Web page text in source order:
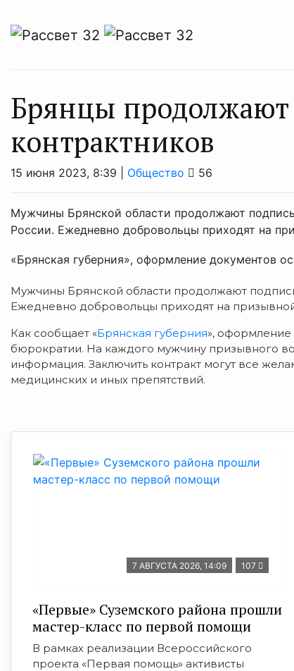
Брянцы продолжают
контрактников
15 июня 2023, 8:39 | Общество 56
Мужчины Брянской области продолжают
России. Ежедневно добровольцы приходят на
«Брянская губерния», оформление документов
Мужчины Брянской области продолжают
Ежедневно добровольцы приходят на
Как сообщает «Брянская губерния», оформление
бюрократии. На каждого мужчину призывного
информация. Заключить контракт могут все
медицинских и иных препятствий.
7 АВГУСТА 2026, 14:09 107
«Первые» Суземского района прошли
мастер-класс по первой помощи
В рамках реализации Всероссийского
проекта «Первая помощь» активисты